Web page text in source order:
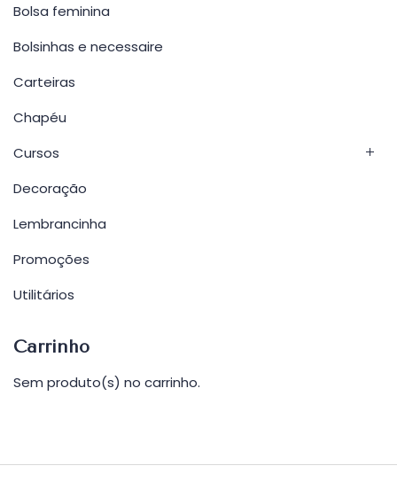
Bolsa feminina
Bolsinhas e necessaire
Carteiras
Chapéu
Cursos
Decoração
Lembrancinha
Promoções
Utilitários
Carrinho
Sem produto(s) no carrinho.